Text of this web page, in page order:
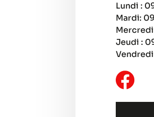
Lundi :
Mardi:
Mercredi
Jeudi :